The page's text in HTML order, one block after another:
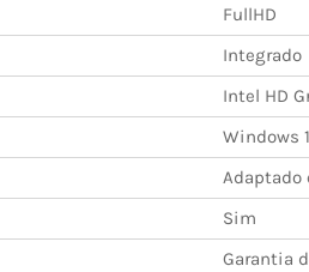
FullHD
Integrado
Intel HD
Windows
Adaptado
Sim
Garantia